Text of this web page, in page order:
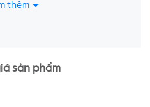
phần NU Việt Nam
thêm
sản phẩm